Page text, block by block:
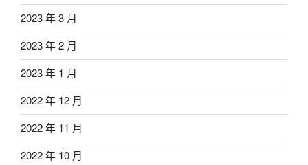
2023 年 3 月
2023 年 2 月
2023 年 1 月
2022 年 12 月
2022 年 11 月
2022 年 10 月